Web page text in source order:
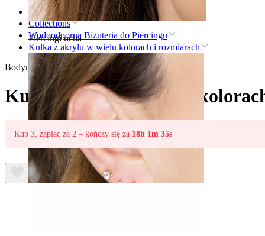
Piercingi ucha
Strona główna
Collections
Wodoodporna Biżuteria do Piercingu
Kulka z akrylu w wielu kolorach i rozmiarach
Bodymod Essentials
Kulka z akrylu w wielu
Kup 3, zapłać za 2 – kończy się za 18h 1m 35s